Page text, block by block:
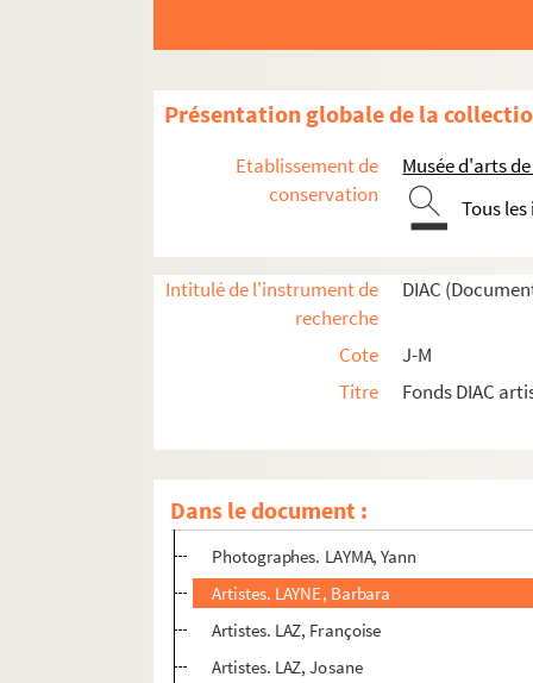
Présentation globale de la
Etablissement de
conservation
Musée d'arts
Tous
Intitulé de l'instrument de
recherche
DIAC
Cote
J-M
Titre
Fonds DIAC
Dans le document :
Artistes. LAUTREC, Lucien
Photographes. LAVALETTE, Michèle
Artistes. LAVATER, Warja
Artistes. LAVEZE, Erik
Artistes. LAWAND,
Artistes. LAWLER, Louise
Artistes. LAWSON, Thomas
Photographes. LAYMA, Yann
Artistes. LAYNE, Barbara
Artistes. LAZ, Françoise
Artistes. LAZ, Josane